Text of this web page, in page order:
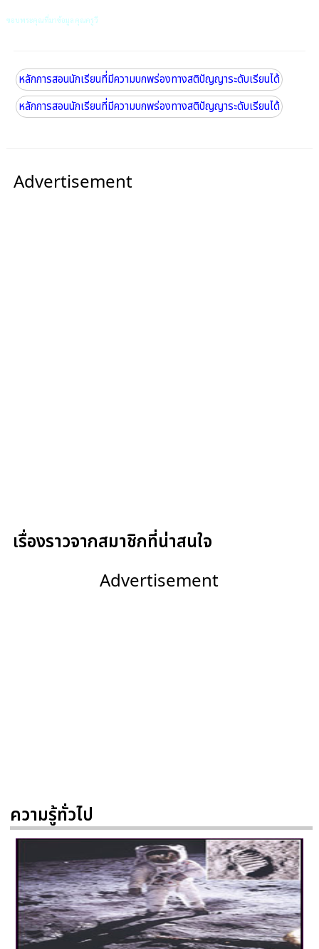
ขอบพระคุณที่มาข้อมูล คุณครูวี
หลักการสอนนักเรียนที่มีความบกพร่องทางสติปัญญาระดับเรียนได้
หลักการสอนนักเรียนที่มีความบกพร่องทางสติปัญญาระดับเรียนได้
Advertisement
เรื่องราวจากสมาชิกที่น่าสนใจ
Advertisement
ความรู้ทั่วไป